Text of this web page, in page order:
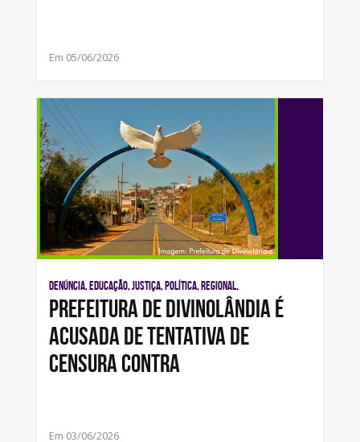
Em 05/06/2026
Denúncia, Educação, Justiça, Política, Regional,
Prefeitura de Divinolândia é
acusada de tentativa de
censura contra
Em 03/06/2026